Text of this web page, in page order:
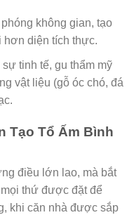
không gian, tạo
hơn diện tích thực.
tinh tế, gu thẩm mỹ
vật liệu (gỗ óc chó, đá
Tạo Tổ Ấm Bình
điều lớn lao, mà bắt
thứ được đặt để
khi căn nhà được sắp